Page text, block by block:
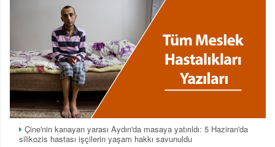
Çine'nin kanayan yarası Aydın'da masaya yatırıldı: 5 Haziran'da
silikozis hastası işçilerin yaşam hakkı savunuldu